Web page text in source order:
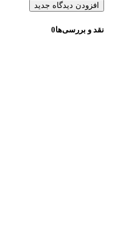
افزودن دیدگاه جدید
نقد و بررسی‌ها0